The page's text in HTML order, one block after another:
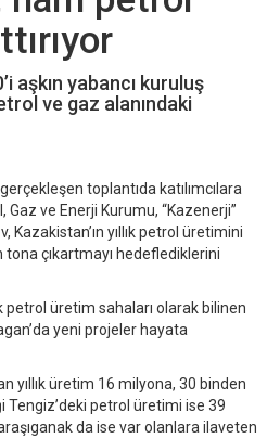
aşkın yabancı kuruluş
ve gaz alanındaki
toplantıda katılımcılara
ve Enerji Kurumu, “Kazenerji”
yıllık petrol üretimini
tona çıkartmayı hedeflediklerini
petrol üretim sahaları olarak bilinen
yeni projeler hayata
yıllık üretim 16 milyona, 30 binden
petrol üretimi ise 39
da ise var olanlara ilaveten